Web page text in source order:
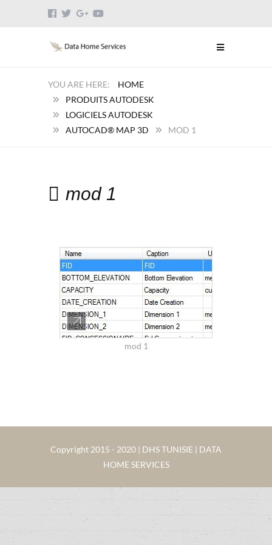
HOME
PRODUITS AUTODESK
LOGICIELS AUTODESK
AUTOCAD® MAP 3D
MOD 1
mod 1
mod 1
Copyright 2015 - 2020 | DHS TUNISIE | DATA
HOME SERVICES